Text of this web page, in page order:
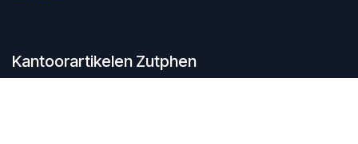
Kantoorartikelen Zutphen